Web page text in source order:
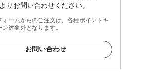
りお問い合わせください。
ームからのご注文は、各種ポイントキ
ン対象外となります。
お問い合わせ